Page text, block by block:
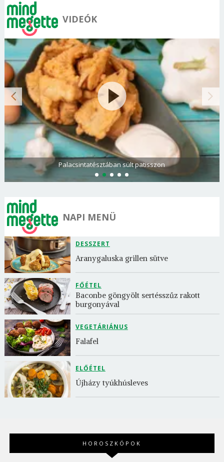
VIDEÓK
Paradicsomos rakott krumpli darált hússal
NAPI MENÜ
DESSZERT
Aranygaluska grillen sütve
FŐÉTEL
Baconbe göngyölt sertésszűz rakott
burgonyával
VEGETÁRIÁNUS
Falafel
ELŐÉTEL
Újházy tyúkhúsleves
HOROSZKÓPOK